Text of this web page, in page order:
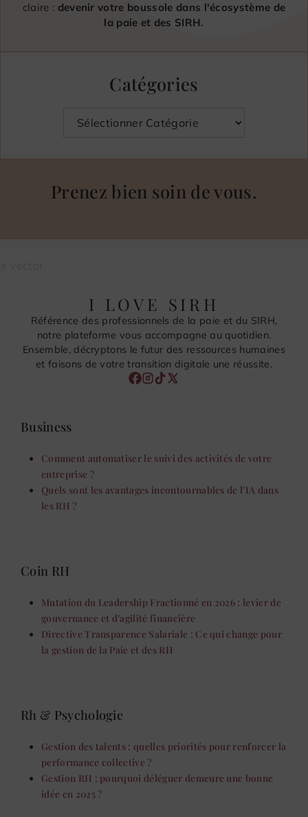
claire : devenir votre boussole dans l'écosystème de
la paie et des SIRH.
Catégories
Catégories
Prenez bien soin de vous.
I LOVE SIRH
Référence des professionnels de la paie et du SIRH,
notre plateforme vous accompagne au quotidien.
Ensemble, décryptons le futur des ressources humaines
et faisons de votre transition digitale une réussite.
Business
Comment automatiser le suivi des activités de votre
entreprise ?
Quels sont les avantages incontournables de l’IA dans
les RH ?
Coin RH
Mutation du Leadership Fractionné en 2026 : levier de
gouvernance et d’agilité financière
Directive Transparence Salariale : Ce qui change pour
la gestion de la Paie et des RH
Rh & Psychologie
Gestion des talents : quelles priorités pour renforcer la
performance collective ?
Gestion RH : pourquoi déléguer demeure une bonne
idée en 2025 ?